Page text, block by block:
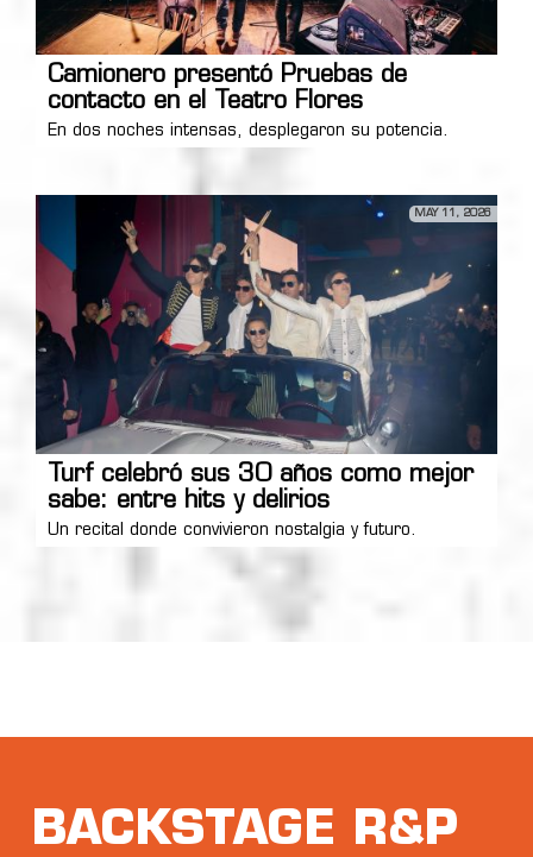
Camionero presentó Pruebas de
contacto en el Teatro Flores
En dos noches intensas, desplegaron su potencia.
MAY 11, 2026
Turf celebró sus 30 años como mejor
sabe: entre hits y delirios
Un recital donde convivieron nostalgia y futuro.
BACKSTAGE R&P